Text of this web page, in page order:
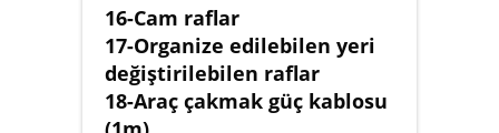
16-Cam raflar
17-Organize edilebilen yeri
değiştirilebilen raflar
18-Araç çakmak güç kablosu